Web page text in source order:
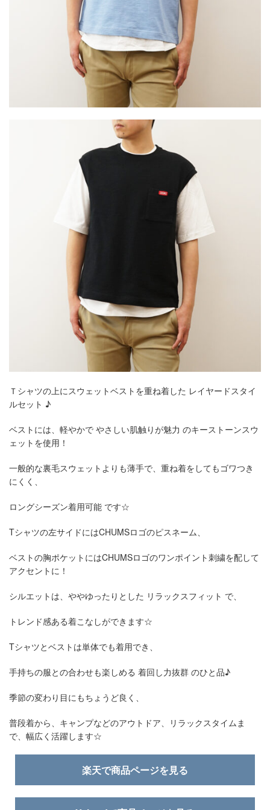
Ｔシャツの上にスウェットベストを重ね着した レイヤードスタイ
ルセット ♪
ベストには、軽やかで やさしい肌触りが魅力 のキーストーンスウ
ェットを使用！
一般的な裏毛スウェットよりも薄手で、重ね着をしてもゴワつき
にくく、
ロングシーズン着用可能 です☆
Tシャツの左サイドにはCHUMSロゴのピスネーム、
ベストの胸ポケットにはCHUMSロゴのワンポイント刺繍を配して
アクセントに！
シルエットは、ややゆったりとした リラックスフィット で、
トレンド感ある着こなしができます☆
Tシャツとベストは単体でも着用でき、
手持ちの服との合わせも楽しめる 着回し力抜群 のひと品♪
季節の変わり目にもちょうど良く、
普段着から、キャンプなどのアウトドア、リラックスタイムま
で、幅広く活躍します☆
楽天で商品ページを見る